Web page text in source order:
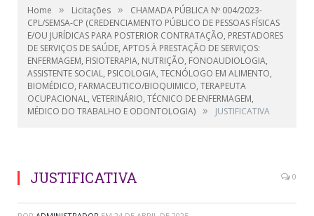
Home » Licitações »
CHAMADA PÚBLICA Nº 004/2023-
CPL/SEMSA-CP (CREDENCIAMENTO PÚBLICO DE PESSOAS FÍSICAS
E/OU JURÍDICAS PARA POSTERIOR CONTRATAÇÃO, PRESTADORES
DE SERVIÇOS DE SAÚDE, APTOS À PRESTAÇÃO DE SERVIÇOS:
ENFERMAGEM, FISIOTERAPIA, NUTRIÇÃO, FONOAUDIOLOGIA,
ASSISTENTE SOCIAL, PSICOLOGIA, TECNÓLOGO EM ALIMENTO,
BIOMÉDICO, FARMACEUTICO/BIOQUIMICO, TERAPEUTA
OCUPACIONAL, VETERINÁRIO, TÉCNICO DE ENFERMAGEM,
MÉDICO DO TRABALHO E ODONTOLOGIA) » JUSTIFICATIVA
JUSTIFICATIVA 0